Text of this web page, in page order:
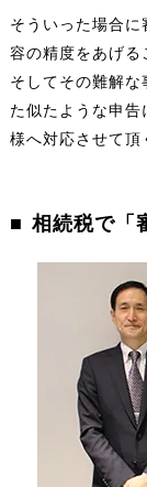
そういった場合
容の精度をあげる
そしてその難解な
た似たような申
様へ対応させて頂
相続税で「